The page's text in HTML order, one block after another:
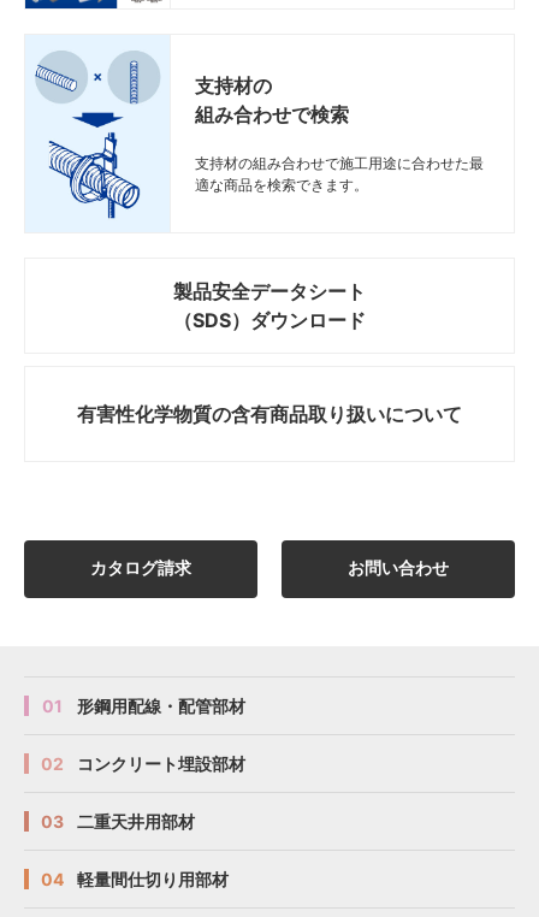
支持材の
組み合わせで検索
支持材の組み合わせで施工用途に合わせた最
適な商品を検索できます。
製品安全データシート
（SDS）ダウンロード
有害性化学物質の含有商品取り扱いについて
カタログ請求 お問い合わせ
01 形鋼用配線・配管部材
02 コンクリート埋設部材
03 二重天井用部材
04 軽量間仕切り用部材